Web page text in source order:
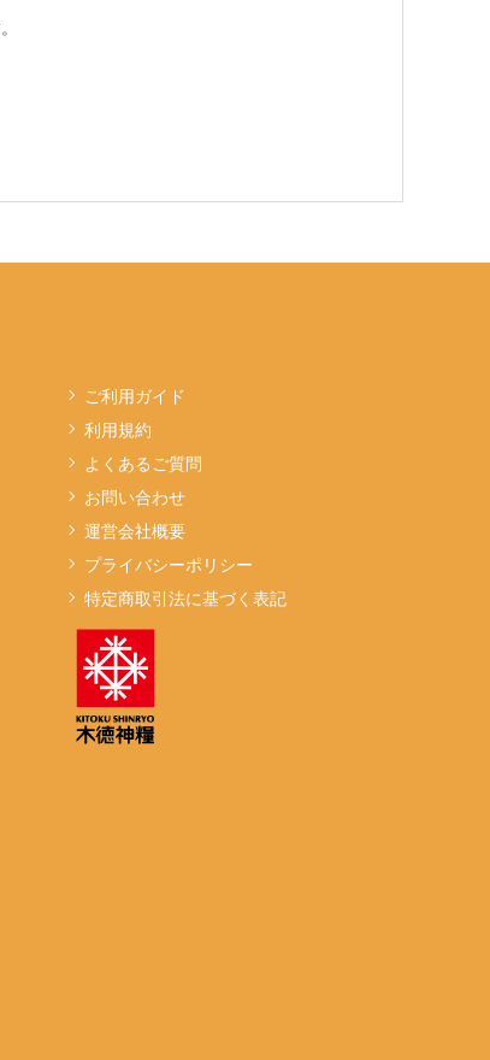
ご利用ガイド
利用規約
よくあるご質問
お問い合わせ
運営会社概要
プライバシーポリシー
特定商取引法に基づく表記